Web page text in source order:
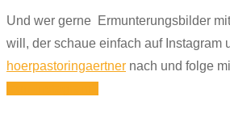
Und wer gerne Ermunterungsbilder
will, der schaue einfach auf Instagram
hoerpastoringaertner nach und folge